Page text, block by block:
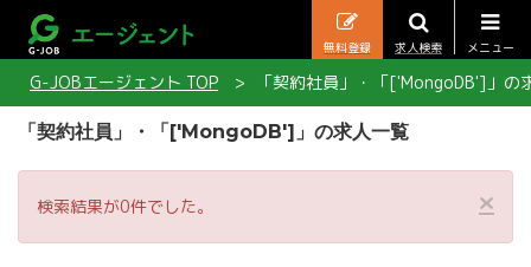
メニュー
求人検索
無料登録
G-JOBエージェント TOP 「契約社員」・「['MongoDB']」の
「契約社員」・「['MongoDB']」の求人一覧
×
検索結果が0件でした。